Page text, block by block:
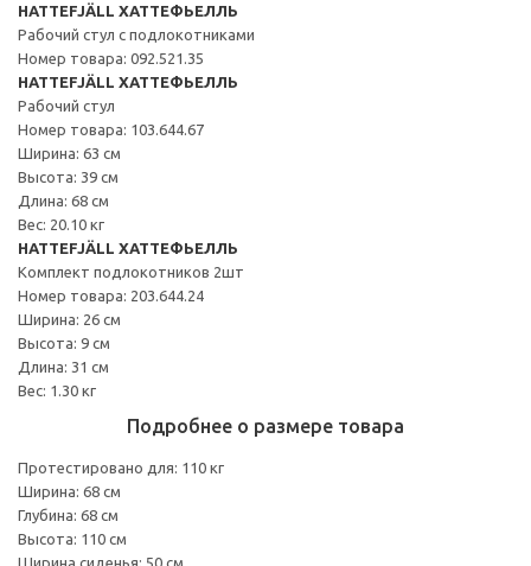
HATTEFJÄLL ХАТТЕФЬЕЛЛЬ
Рабочий стул с подлокотниками
Номер товара: 092.521.35
HATTEFJÄLL ХАТТЕФЬЕЛЛЬ
Рабочий стул
Номер товара: 103.644.67
Ширина: 63 см
Высота: 39 см
Длина: 68 см
Вес: 20.10 кг
HATTEFJÄLL ХАТТЕФЬЕЛЛЬ
Комплект подлокотников 2шт
Номер товара: 203.644.24
Ширина: 26 см
Высота: 9 см
Длина: 31 см
Вес: 1.30 кг
Подробнее о размере товара
Протестировано для: 110 кг
Ширина: 68 см
Глубина: 68 см
Высота: 110 см
Ширина сиденья: 50 см